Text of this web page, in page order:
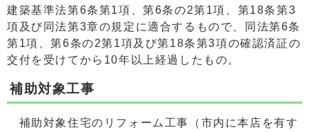
建築基準法第6条第1項、第6条の2第1項、第18条第3
項及び同法第3章の規定に適合するもので、同法第6条
第1項、第6条の2第1項及び第18条第3項の確認済証の
交付を受けてから10年以上経過したもの。
補助対象工事
補助対象住宅のリフォーム工事（市内に本店を有す